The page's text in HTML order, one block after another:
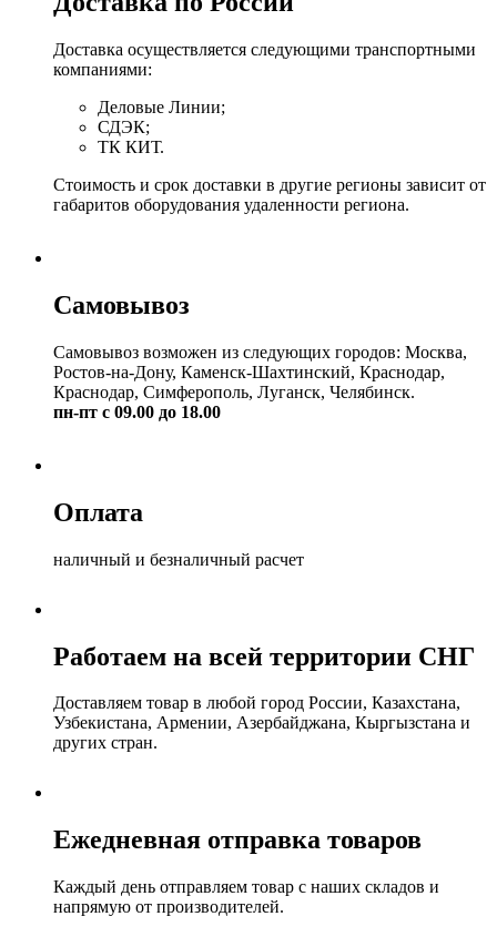
Доставка осуществляется следующими транспортными
компаниями:
Деловые Линии;
СДЭК;
ТК КИТ.
Стоимость и срок доставки в другие регионы зависит от
габаритов оборудования удаленности региона.
Самовывоз
Самовывоз возможен из следующих городов: Москва,
Ростов-на-Дону, Каменск-Шахтинский, Краснодар,
Краснодар, Симферополь, Луганск, Челябинск.
пн-пт с 09.00 до 18.00
Оплата
наличный и безналичный расчет
Работаем на всей территории СНГ
Доставляем товар в любой город России, Казахстана,
Узбекистана, Армении, Азербайджана, Кыргызстана и
других стран.
Ежедневная отправка товаров
Каждый день отправляем товар с наших складов и
напрямую от производителей.